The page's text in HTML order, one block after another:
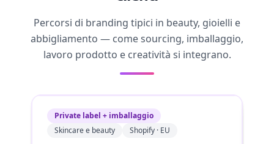
Percorsi di branding tipici in beauty, gioielli e
abbigliamento — come sourcing, imballaggio,
lavoro prodotto e creatività si integrano.
Private label + imballaggio
Skincare e beauty
Shopify · EU